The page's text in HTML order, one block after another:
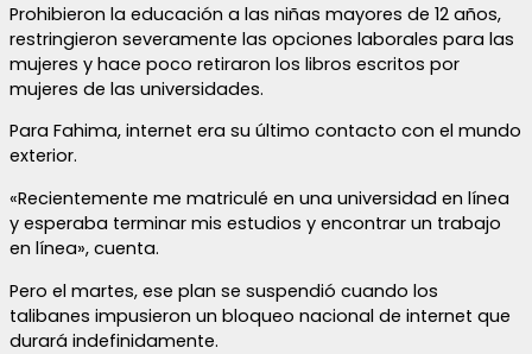
Prohibieron la educación a las niñas mayores de 12 años,
restringieron severamente las opciones laborales para las
mujeres y hace poco retiraron los libros escritos por
mujeres de las universidades.
Para Fahima, internet era su último contacto con el mundo
exterior.
«Recientemente me matriculé en una universidad en línea
y esperaba terminar mis estudios y encontrar un trabajo
en línea», cuenta.
Pero el martes, ese plan se suspendió cuando los
talibanes impusieron un bloqueo nacional de internet que
durará indefinidamente.